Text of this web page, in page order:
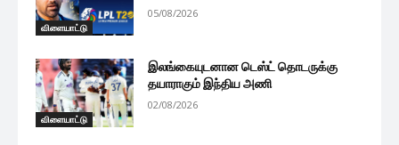
விளையாட்டு
05/08/2026
விளையாட்டு
இலங்கையுடனான டெஸ்ட் தொடருக்கு
தயாராகும் இந்திய அணி
02/08/2026